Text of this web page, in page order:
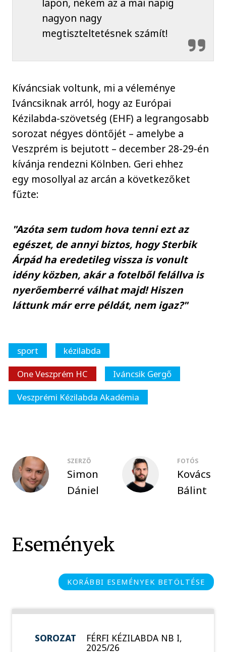
lapon, nekem az a mai napig
nagyon nagy
megtiszteltetésnek számít!
Kíváncsiak voltunk, mi a véleménye
Iváncsiknak arról, hogy az Európai
Kézilabda-szövetség (EHF) a legrangosabb
sorozat négyes döntőjét – amelybe a
Veszprém is bejutott – december 28-29-én
kívánja rendezni Kölnben. Geri ehhez
egy mosollyal az arcán a következőket
fűzte:
"Azóta sem tudom hova tenni ezt az
egészet, de annyi biztos, hogy Sterbik
Árpád ha eredetileg vissza is vonult
idény közben, akár a fotelből felállva is
nyerőemberré válhat majd! Hiszen
láttunk már erre példát, nem igaz?"
sport
kézilabda
One Veszprém HC
Iváncsik Gergő
Veszprémi Kézilabda Akadémia
SZERZŐ
Simon
Dániel
FOTÓS
Kovács
Bálint
Események
KORÁBBI ESEMÉNYEK BETÖLTÉSE
SOROZAT FÉRFI KÉZILABDA NB I,
2025/26